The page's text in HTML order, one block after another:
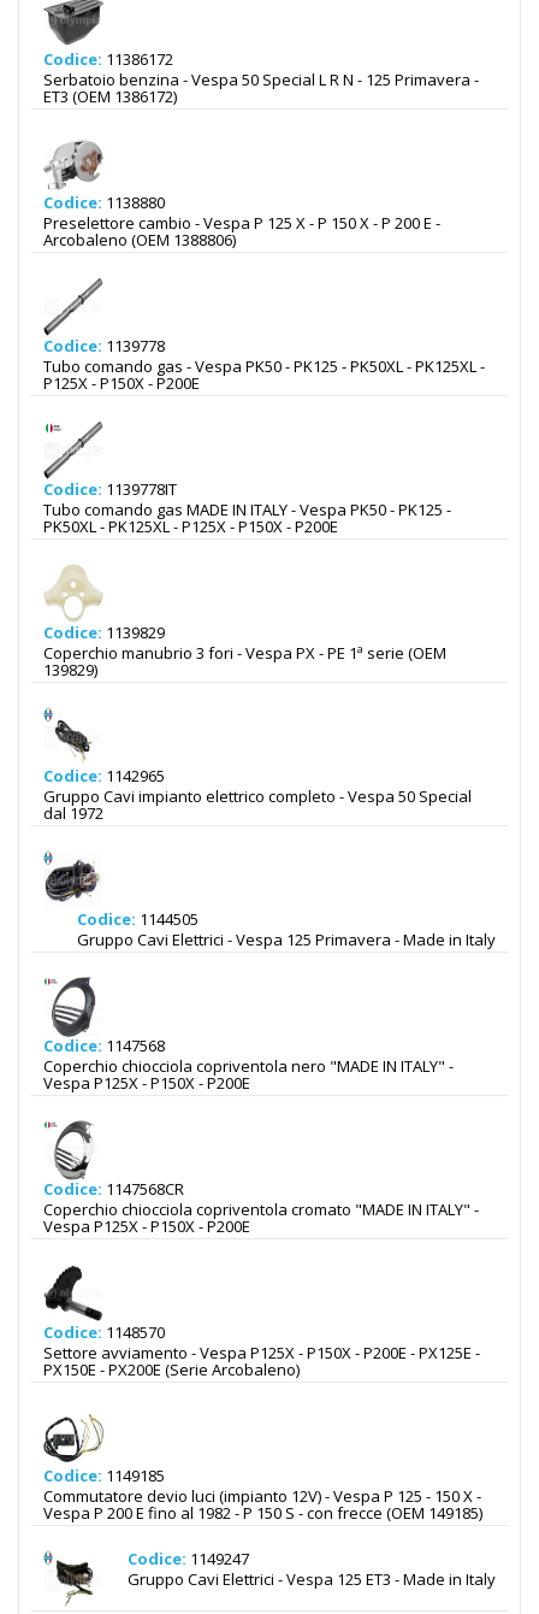
Codice: 11386172
Serbatoio benzina - Vespa 50 Special L R N - 125 Primavera -
ET3 (OEM 1386172)
Codice: 1138880
Preselettore cambio - Vespa P 125 X - P 150 X - P 200 E -
Arcobaleno (OEM 1388806)
Codice: 1139778
Tubo comando gas - Vespa PK50 - PK125 - PK50XL - PK125XL -
P125X - P150X - P200E
Codice: 1139778IT
Tubo comando gas MADE IN ITALY - Vespa PK50 - PK125 -
PK50XL - PK125XL - P125X - P150X - P200E
Codice: 1139829
Coperchio manubrio 3 fori - Vespa PX - PE 1ª serie (OEM
139829)
Codice: 1142965
Gruppo Cavi impianto elettrico completo - Vespa 50 Special
dal 1972
Codice: 1144505
Gruppo Cavi Elettrici - Vespa 125 Primavera - Made in Italy
Codice: 1147568
Coperchio chiocciola copriventola nero "MADE IN ITALY" -
Vespa P125X - P150X - P200E
Codice: 1147568CR
Coperchio chiocciola copriventola cromato "MADE IN ITALY" -
Vespa P125X - P150X - P200E
Codice: 1148570
Settore avviamento - Vespa P125X - P150X - P200E - PX125E -
PX150E - PX200E (Serie Arcobaleno)
Codice: 1149185
Commutatore devio luci (impianto 12V) - Vespa P 125 - 150 X -
Vespa P 200 E fino al 1982 - P 150 S - con frecce (OEM 149185)
Codice: 1149247
Gruppo Cavi Elettrici - Vespa 125 ET3 - Made in Italy